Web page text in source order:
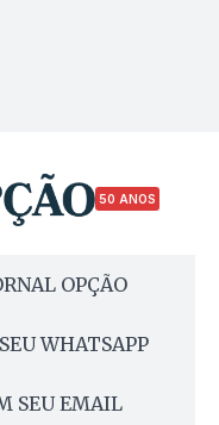
50 ANOS
OPÇÃO
WHATSAPP
SEU EMAIL